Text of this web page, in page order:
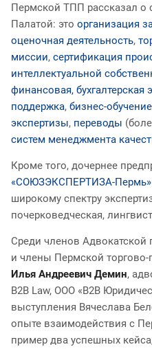
Пермской ТПП рассказал о
Палатой: это организация
оценочная деятельность,
миссии, сертификация
интеллектуальной
финансовая, бухгалтерская
поддержка, бизнес-обучение
экспертизы, переводы
систем менеджмента
Кроме того, дочернее
«СОЮЗЭКСПЕРТИЗА-Пермь»
широкому спектру
почерковедческая,
Среди членов Адвокатской
и члены Пермской
Илья Андреевич Демин,
B2B Law, ООО «В2В
выступления Вячеслава
опыте взаимодействия с
пример два успешных